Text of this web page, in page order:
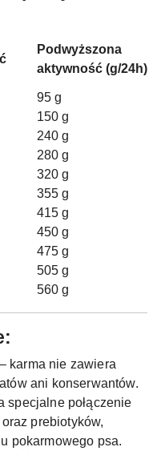
Podwyższona
aktywność (g/24h)
95 g
150 g
240 g
280 g
320 g
355 g
415 g
450 g
475 g
505 g
560 g
karma nie zawiera
ani konserwantów.
specjalne połączenie
prebiotyków,
pokarmowego psa.